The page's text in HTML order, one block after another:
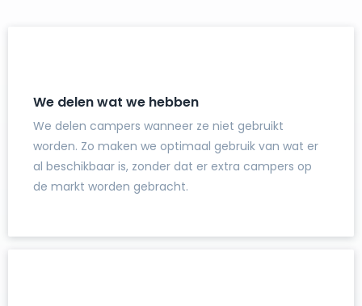
We delen wat we hebben
We delen campers wanneer ze niet gebruikt
worden. Zo maken we optimaal gebruik van wat er
al beschikbaar is, zonder dat er extra campers op
de markt worden gebracht.